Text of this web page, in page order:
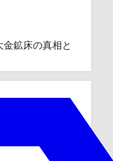
鉱床の真相と